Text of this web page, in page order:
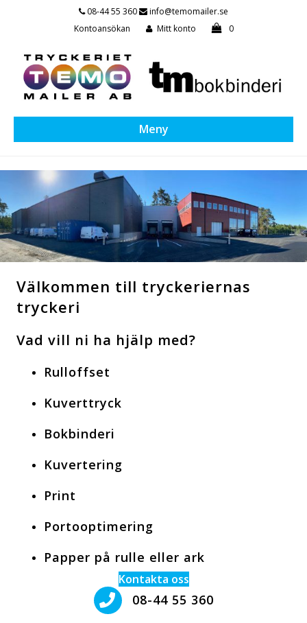
08-44 55 360
info@temomailer.se
Kontoansökan
Mitt konto 0
Meny
Välkommen till tryckeriernas
tryckeri
Vad vill ni ha hjälp med?
Rulloffset
Kuverttryck
Bokbinderi
Kuvertering
Print
Portooptimering
Papper på rulle eller ark
Kontakta oss
08-44 55 360